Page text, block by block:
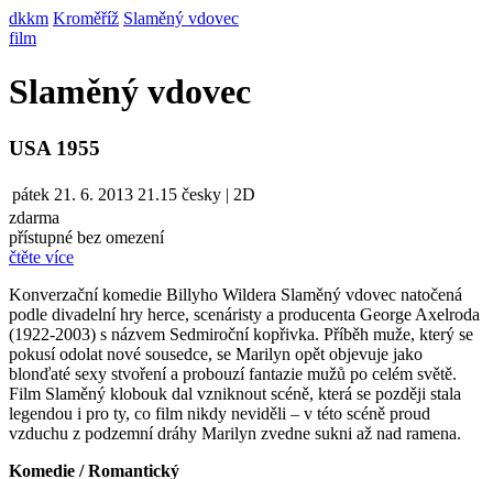
dkkm Kroměříž Slaměný vdovec
film
Slaměný vdovec
USA 1955
pátek 21. 6. 2013 21.15 česky | 2D
zdarma
přístupné bez omezení
čtěte více
Konverzační komedie Billyho Wildera Slaměný vdovec natočená
podle divadelní hry herce, scenáristy a producenta George Axelroda
(1922-2003) s názvem Sedmiroční kopřivka. Příběh muže, který se
pokusí odolat nové sousedce, se Marilyn opět objevuje jako
blonďaté sexy stvoření a probouzí fantazie mužů po celém světě.
Film Slaměný klobouk dal vzniknout scéně, která se později stala
legendou i pro ty, co film nikdy neviděli – v této scéně proud
vzduchu z podzemní dráhy Marilyn zvedne sukni až nad ramena.
Komedie / Romantický